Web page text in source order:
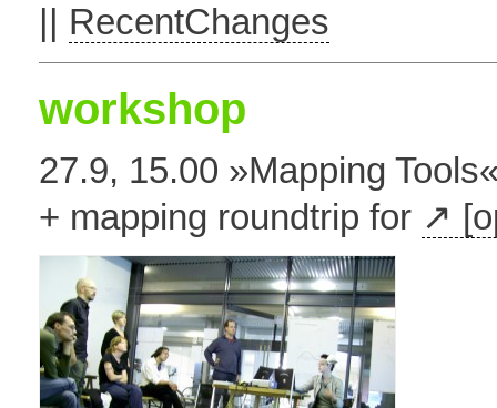
|| RecentChanges
workshop
27.9, 15.00 »Mapping
+ mapping roundtrip for